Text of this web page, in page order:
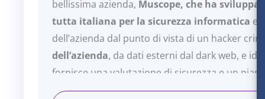
bellissima azienda, Muscope, che ha
tutta italiana per la sicurezza informatica e
dell’azienda dal punto di vista di un hacker
dell’azienda, da dati esterni dal dark web, e
fornisce una valutazione di sicurezza e un
sicurezzadi qualsiasi azienda. Ma di tutto